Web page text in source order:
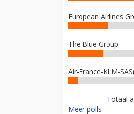
European Airlines
The Blue Group
Air-France-KLM-
Totaal
Meer polls